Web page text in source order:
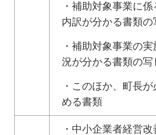
・補助対象事業に
内訳が分かる書類の
・補助対象事業の
況が分かる書類の写
・このほか、町長
める書類
・中小企業者経営